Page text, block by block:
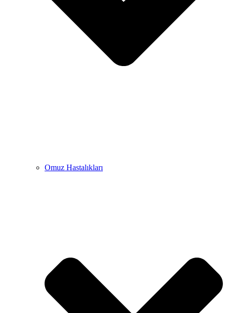
Omuz Hastalıkları